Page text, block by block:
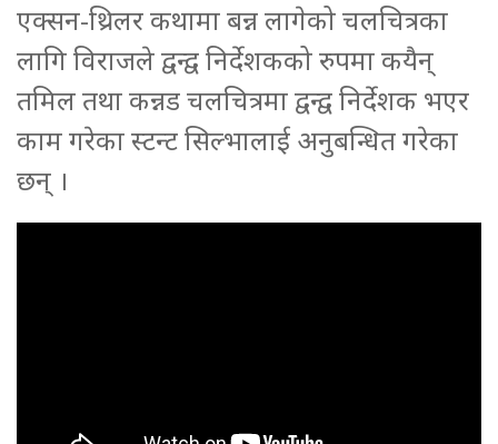
एक्सन-थ्रिलर कथामा बन्न लागेको चलचित्रका
लागि विराजले द्वन्द्व निर्देशकको रुपमा कयैन्
तमिल तथा कन्नड चलचित्रमा द्वन्द्व निर्देशक भएर
काम गरेका स्टन्ट सिल्भालाई अनुबन्धित गरेका
छन् ।